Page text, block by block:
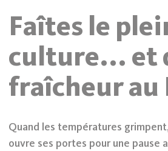
Faîtes le
culture... et
fraîcheur au
Quand les températures
ouvre ses portes pour une pause